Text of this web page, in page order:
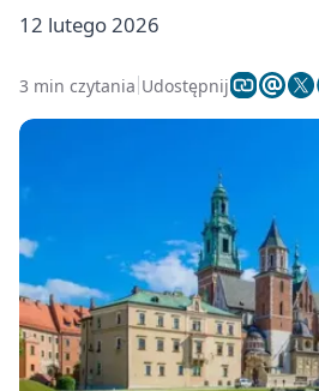
12 lutego 2026
3 min czytania Udostępnij